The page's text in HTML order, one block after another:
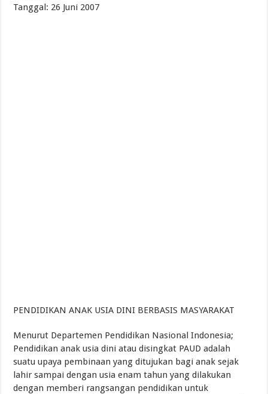
Tanggal: 26 Juni 2007
PENDIDIKAN ANAK USIA DINI BERBASIS MASYARAKAT
Menurut Departemen Pendidikan Nasional Indonesia;
Pendidikan anak usia dini atau disingkat PAUD adalah
suatu upaya pembinaan yang ditujukan bagi anak sejak
lahir sampai dengan usia enam tahun yang dilakukan
dengan memberi rangsangan pendidikan untuk